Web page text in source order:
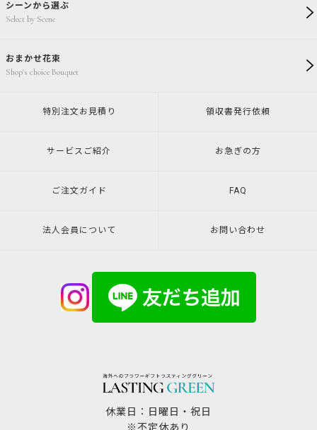
シーンから選ぶ
Select by Scene
おまかせ花束
Shop's choice Bouquet
特別注文 お見積り 領収書発行依頼
サービスご紹介 お急ぎの方
ご注文ガイド FAQ
法人会員について お問い合わせ
休業日：日曜日・祝日
※不定休あり